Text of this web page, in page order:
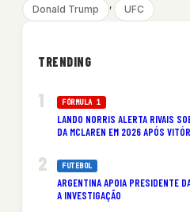
Donald Trump , UFC
TRENDING
FÓRMULA 1
LANDO NORRIS ALERTA RIVAIS
DA MCLAREN EM 2026 APÓS
FUTEBOL
ARGENTINA APOIA PRESIDENTE
A INVESTIGAÇÃO